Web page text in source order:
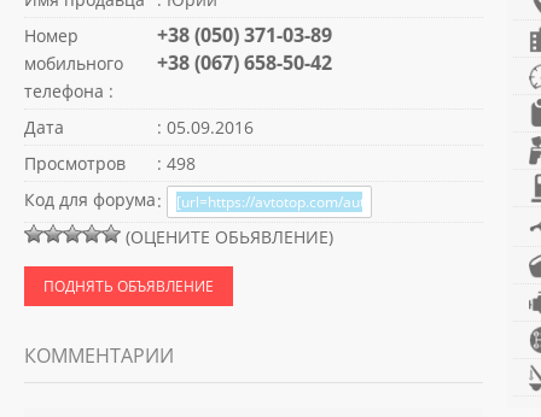
Номер
мобильного
телефона :
+38 (050) 371-03-89
+38 (067) 658-50-42
Дата
: 05.09.2016
Просмотров
: 498
Код для форума:
(ОЦЕНИТЕ ОБЬЯВЛЕНИЕ)
ПОДНЯТЬ ОБЪЯВЛЕНИЕ
КОММЕНТАРИИ